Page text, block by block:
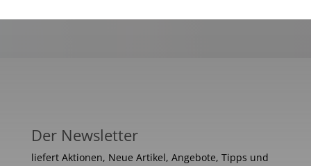
Der Newsletter
liefert Aktionen, Neue Artikel, Angebote, Tipps und